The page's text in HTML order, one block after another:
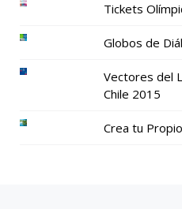
Tickets
Globos de
Vectores del
Chile 2015
Crea tu